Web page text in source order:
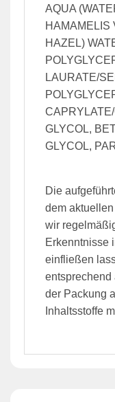
AQUA
HAMAMELIS
HAZEL)
LAURATE/
GLYCOL,
GLYCOL,
Die
dem
wir
Erkenntnisse
einfließen
entsprechend
der Packung
Inhaltsstoffe